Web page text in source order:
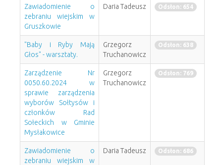
Zawiadomienie o
zebraniu wiejskim w
Gruszkowie
Daria Tadeusz Odsłon: 654
"Baby i Ryby Mają
Głos" - warsztaty.
Grzegorz
Truchanowicz
Odsłon: 638
Zarządzenie Nr
0050.60.2024 w
sprawie zarządzenia
wyborów Sołtysów i
członków Rad
Sołeckich w Gminie
Mysłakowice
Grzegorz
Truchanowicz
Odsłon: 769
Zawiadomienie o
zebraniu wiejskim w
Daria Tadeusz Odsłon: 686